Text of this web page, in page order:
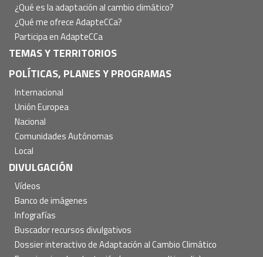
¿Qué es la adaptación al cambio climático?
¿Qué me ofrece AdapteCCa?
Participa en AdapteCCa
TEMAS Y TERRITORIOS
POLÍTICAS, PLANES Y PROGRAMAS
Internacional
Unión Europea
Nacional
Comunidades Autónomas
Local
DIVULGACIÓN
Vídeos
Banco de imágenes
Infografías
Buscador recursos divulgativos
Dossier interactivo de Adaptación al Cambio Climático